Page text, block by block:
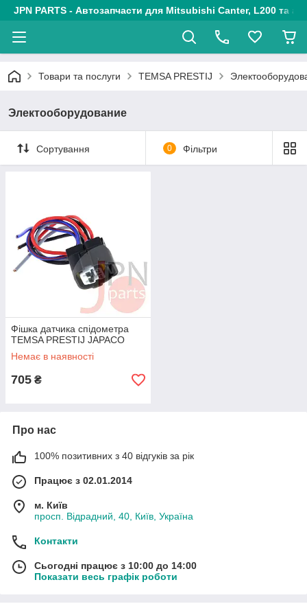
JPN PARTS - Автозапчасти для Mitsubishi Canter, L200 та
Товари та послуги TEMSA PRESTIJ
Электооборудование
Сортування 0 Фільтри
Фішка датчика спідометра
TEMSA PRESTIJ JAPACO
Немає в наявності
705 ₴
Про нас
100% позитивних з 40 відгуків за рік
Працює з 02.01.2014
м. Київ
просп. Відрадний, 40, Київ, Україна
Контакти
Сьогодні працює з 10:00 до 14:00
Показати весь графік роботи